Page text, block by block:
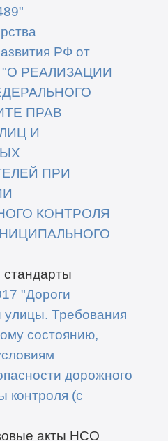
"
РФ от
"О РЕАЛИЗАЦИИ
ПРАВ
И
ПРИ
КОНТРОЛЯ
стандарты
"Дороги
Требования
состоянию,
дорожного
контроля (с
акты НСО